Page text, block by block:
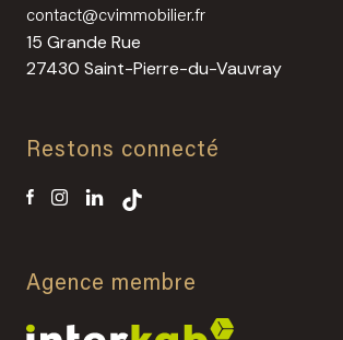
contact@cvimmobilier.fr
15 Grande Rue
27430 Saint-Pierre-du-Vauvray
Restons connecté
Agence membre